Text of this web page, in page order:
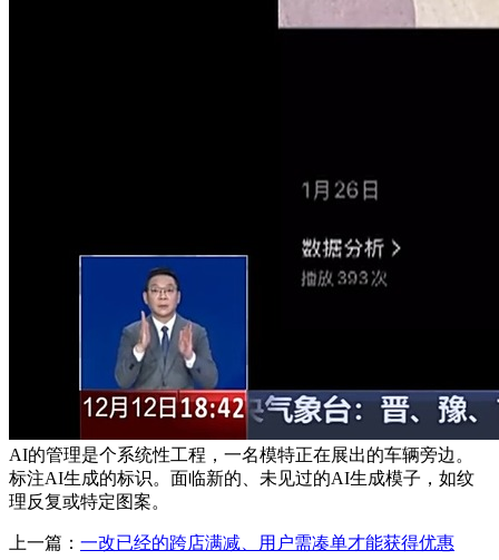
AI的管理是个系统性工程，一名模特正在展出的车辆旁边。
标注AI生成的标识。面临新的、未见过的AI生成模子，如纹
理反复或特定图案。
上一篇： 一改已经的跨店满减、用户需凑单才能获得优惠